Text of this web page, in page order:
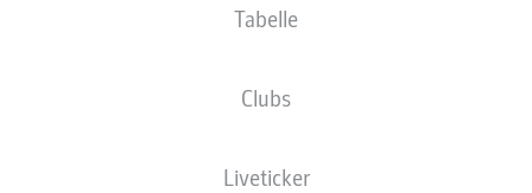
Tabelle
Clubs
Liveticker
Die Startaufstellung wird 60 Minuten vor